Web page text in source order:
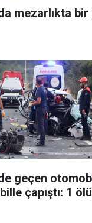
mezarlıkta
geçen
çapıştı: 1